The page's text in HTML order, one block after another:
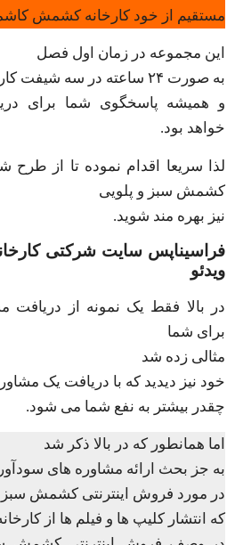
مستقیم از خود کارخانه کشمش
این مجموعه در زمان اول فصل
به صورت ۲۴ ساعته در سه شیفت کاری فعال بوده
و همیشه پاسخگوی شما برای
خواهد بود.
لذا سریعا اقدام نموده تا از طرح
کشمش سبز و پلویی
نیز بهره مند شوید.
فراسیناپس سایت شرکتی
ویدئو
در بالا فقط یک نمونه از دریافت
برای شما
مثالی زده شد
خود نیز دیدید که با دریافت یک
چقدر بیشتر به نفع شما می شود.
اما همانطور که در بالا ذکر شد
به جز بحث ارائه مشاوره های
در مورد فروش اینترنتی کشمش سبز
که انتشار کلیپ ها و فیلم ها از